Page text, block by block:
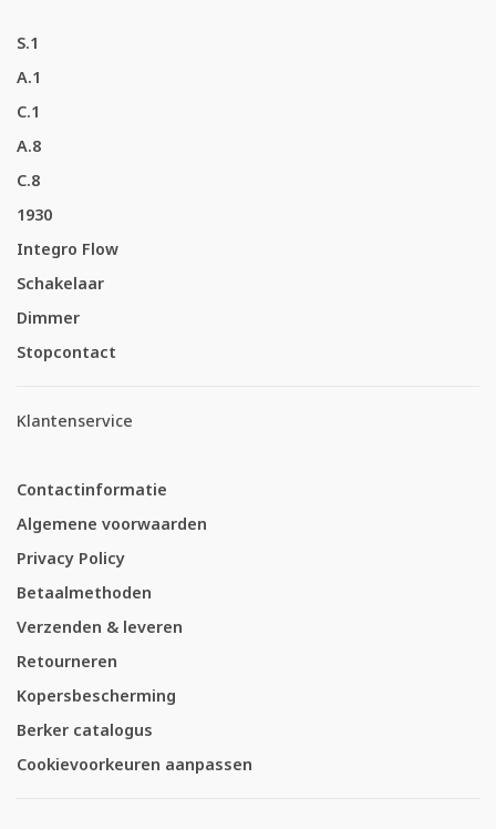
S.1
A.1
C.1
A.8
C.8
1930
Integro Flow
Schakelaar
Dimmer
Stopcontact
Klantenservice
Contactinformatie
Algemene voorwaarden
Privacy Policy
Betaalmethoden
Verzenden & leveren
Retourneren
Kopersbescherming
Berker catalogus
Cookievoorkeuren aanpassen